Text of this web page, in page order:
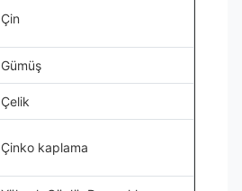
Çin
Gümüş
Çelik
Çinko kaplama